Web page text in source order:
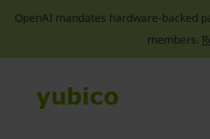
OpenAI mandates hardware-backed
members.